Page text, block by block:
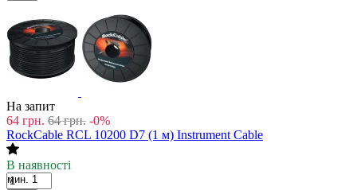
На запит
64 грн. 64 грн. -0%
RockCable RCL 10200 D7 (1 м) Instrument Cable
В наявності
мин. 1